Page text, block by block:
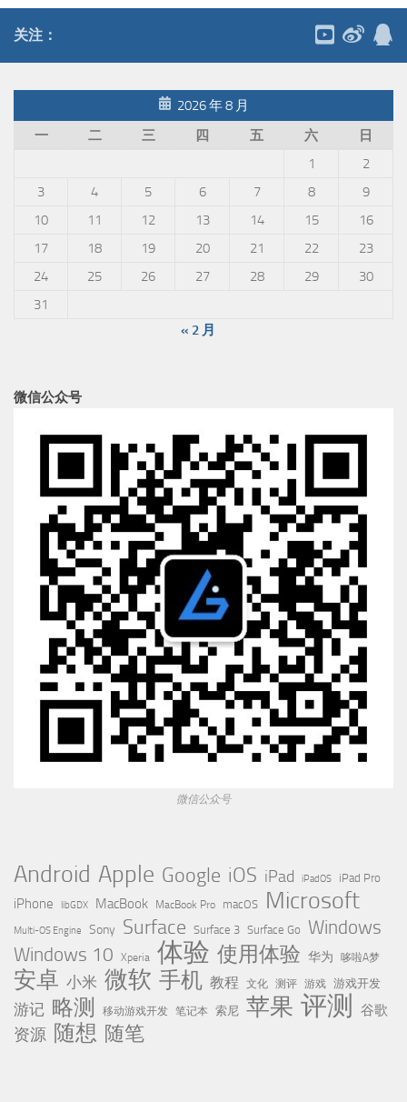
关注：
2026 年 8 月
一
二 三 四 五 六
日
1
2
3
4 5 6 7 8
9
10
11 12 13 14 15
16
17
18 19 20 21 22
23
24
25 26 27 28 29
30
31
« 2 月
微信公众号
微信公众号
Android Apple Google iOS iPad iPadOS iPad Pro
iPhone libGDX MacBook MacBook Pro macOS Microsoft
Multi-OS Engine Sony Surface Surface 3 Surface Go Windows
Windows 10 Xperia 体验 使用体验 华为 哆啦A梦
安卓 小米 微软 手机 教程 文化 测评 游戏 游戏开发
游记 略测 移动游戏开发 笔记本 索尼 苹果 评测 谷歌
资源 随想 随笔